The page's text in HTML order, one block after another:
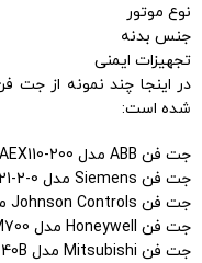
نوع موتور
جنس بدنه
تجهیزات ایمنی
در اینجا چند نمونه از جت
شده است:
جت فن ABB مدل AEX110-200
جت فن Siemens مدل 3UF1021-2-0
جت فن Johnson Controls مدل 411005
جت فن Honeywell مدل CFM700
جت فن Mitsubishi مدل FP-40B